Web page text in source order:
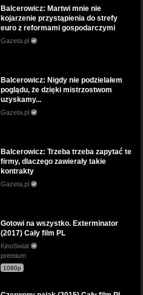
Balcerowicz: Martwi mnie nie
kojarzenie przystąpienia do strefy
euro z reformami gospodarczymi
Gazeta.pl
Balcerowicz: Nigdy nie podzielałem
poglądu, że dzięki mistrzostwom
uzyskamy...
Gazeta.pl
Balcerowicz: Trzeba trzeba zapytać te
firmy, dlaczego zawierały takie
kontrakty
Gazeta.pl
Gotowi na wszystko. Exterminator
(2017) Cały film PL
KinoSwiat
premium
1080p